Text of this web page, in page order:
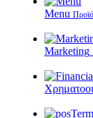
Menu
Marketing